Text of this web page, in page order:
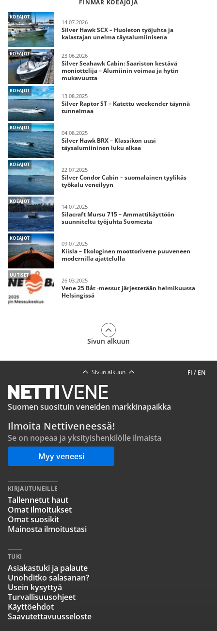
FINMAR KOEAJOJA
KOEAJOT
14.07.2026
Silver Hawk SCX – Huoleton työjuhta ja
kalastajan unelma täysalumiinisena
KOEAJOT 23.06.2026
Silver Seahawk Cabin: Saariston kestävä
moniottelija – Alumiinin voimaa ja hytin
mukavuutta
KOEAJOT
13.08.2025
Silver Raptor ST – Katettu weekender täynnä
tunnelmaa
KOEAJOT
04.08.2025
Silver Hawk BRX – Klassikon uusi
täysalumiininen luku alkaa
KOEAJOT
22.07.2025
Silver Condor Cabin – suomalainen tyylikäs
työkalu veneilyyn
KOEAJOT
14.07.2025
Silacraft Mursu 715 – Ammattikäyttöön
suunniteltu työjuhta Suomesta
KOEAJOT
09.07.2025
Kiisla – Ekologinen moottorivene puuveneen
modernilla ajattelulla
UUTISET
26.03.2025
Vene 25 Båt -messut järjestetään helmikuussa
Helsingissä
Sivun alkuun
FI / EN
Sivun alkuun
Suomen suosituin veneiden markkinapaikka
Ilmoita Nettiveneessä!
Se on nopeaa ja yksityishenkilölle ilmaista
Myy veneesi
KIRJAUTUNEILLE
Tallennetut haut
Omat ilmoitukset
Omat suosikit
Mainosta ilmoitustasi
TUKI
Asiakastuki ja palaute
Unohditko salasanan?
Usein kysyttyä
Turvallisuusohjeet
Käyttöehdot
Saavutettavuusseloste